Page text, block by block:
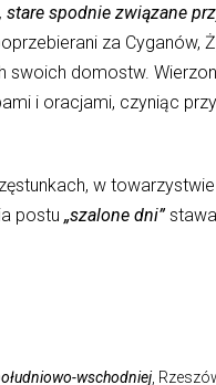
stare spodnie związane
za Cyganów,
domostw.
i oracjami, czyniąc
w
postu „szalone dni”
wschodniej,